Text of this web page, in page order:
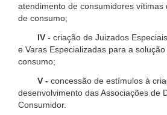
atendimento de consumidores vítimas
de consumo;
IV - criação de Juizados
e Varas Especializadas para a
consumo;
V - concessão de estímulos à
desenvolvimento das Associações de
Consumidor.